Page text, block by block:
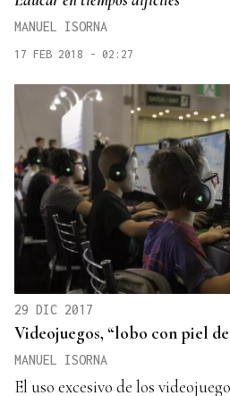
MANUEL ISORNA
17 FEB 2018 - 02:27
29 DIC 2017
Videojuegos, “lobo con piel
MANUEL ISORNA
El uso excesivo de los